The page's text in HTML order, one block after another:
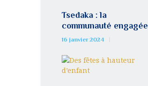
Tsedaka : la
communauté engagée
16 janvier 2024